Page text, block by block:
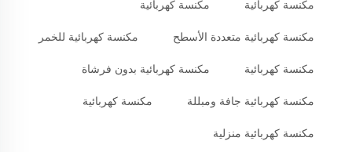
مكنسة كهربائية مكنسة كهربائية
مكنسة كهربائية متعددة الأسطح مكنسة كهربائية للخمر
مكنسة كهربائية مكنسة كهربائية بدون فرشاة
مكنسة كهربائية جافة ومبللة مكنسة كهربائية
مكنسة كهربائية منزلية